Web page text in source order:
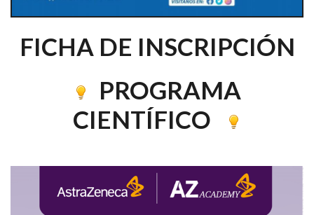
FICHA DE INSCRIPCIÓN
PROGRAMA
CIENTÍFICO